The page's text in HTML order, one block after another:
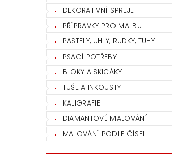
DEKORATIVNÍ SPREJE
PŘÍPRAVKY PRO MALBU
PASTELY, UHLY, RUDKY, TUHY
PSACÍ POTŘEBY
BLOKY A SKICÁKY
TUŠE A INKOUSTY
KALIGRAFIE
DIAMANTOVÉ MALOVÁNÍ
MALOVÁNÍ PODLE ČÍSEL